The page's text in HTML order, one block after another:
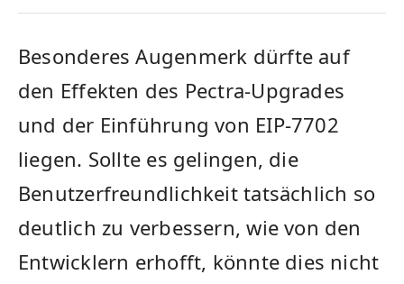
Besonderes Augenmerk dürfte auf
den Effekten des Pectra-Upgrades
und der Einführung von EIP-7702
liegen. Sollte es gelingen, die
Benutzerfreundlichkeit tatsächlich so
deutlich zu verbessern, wie von den
Entwicklern erhofft, könnte dies nicht